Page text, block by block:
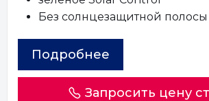
Без солнцезащитной полосы
Подробнее
Запросить цену